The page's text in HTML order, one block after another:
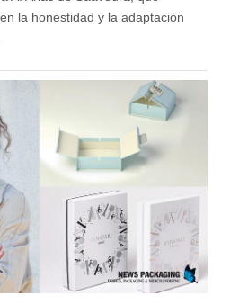
la honestidad y la adaptación